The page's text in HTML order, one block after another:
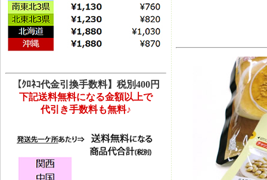
【ｸﾛﾈｺ代金引換手数料】税別400円
下記送料無料になる金額以上で
代引き手数料も無料♪